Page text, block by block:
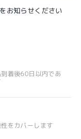
お知らせください
着後60日以内であ
をカバーします